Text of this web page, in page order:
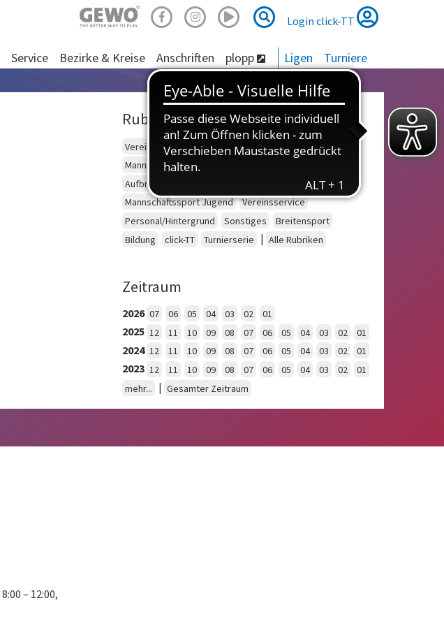
Suche
Suche
Login click-TT
Service Bezirke & Kreise Anschriften plopp Ligen Turniere
Rubriken
Vereinsberatung Schulsport
Einzelsport Erwachsene
Mannschaftssport Erwachsene
Aufbruch
Mannschaftssport Jugend
Vereinsservice
Personal/Hintergrund
Sonstiges
Breitensport
Bildung
click-TT Turnierserie | Alle Rubriken
Zeitraum
2026 07 06 05 04 03 02 01
2025 12 11 10 09 08 07 06 05 04 03 02 01
2024 12 11 10 09 08 07 06 05 04 03 02 01
2023 12 11 10 09 08 07 06 05 04 03 02
01
mehr...
| Gesamter Zeitraum
8:00 – 12:00,